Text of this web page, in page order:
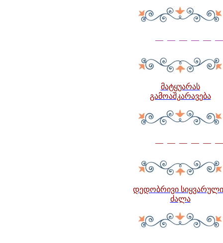
— — — — —
მატყუარას
გამოაშკარავება
— — — — —
დედობრივი
ძალა